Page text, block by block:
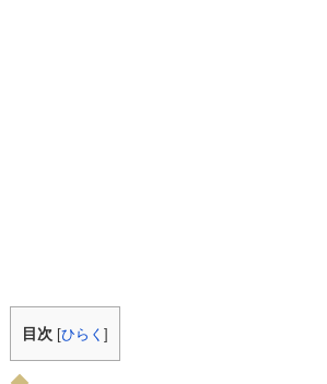
目次 [ひらく]